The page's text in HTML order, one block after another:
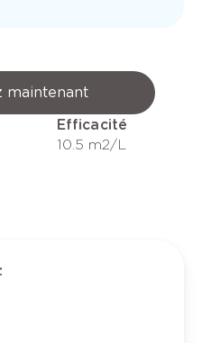
maintenant
Efficacité
10.5 m2/L
: